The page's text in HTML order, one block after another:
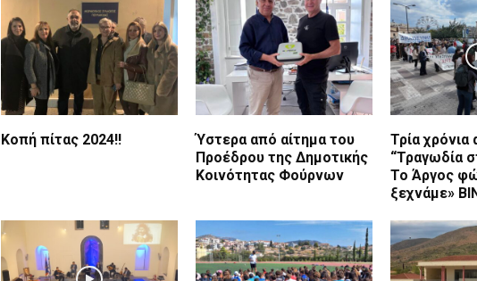
Κοπή πίτας 2024!!
Ύστερα από αίτημα του
Προέδρου της Δημοτικής
Κοινότητας Φούρνων
Τρία χρόνια
“Τραγωδία
Το Άργος
ξεχνάμε»